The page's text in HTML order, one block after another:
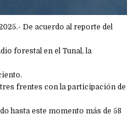
De acuerdo al reporte del
forestal en el Tunal, la
frentes con la participación de
hasta este momento más de 58